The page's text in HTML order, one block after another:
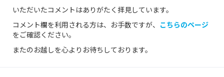
いただいたコメントはありがたく拝見しています。
コメント欄を利用される方は、お手数ですが、 こちらのページ
をご確認ください。
またのお越しを心よりお待ちしております。